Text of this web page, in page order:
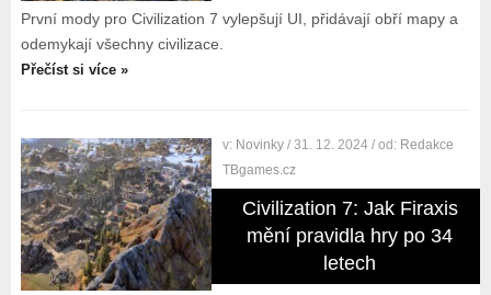
První mody pro Civilization 7 vylepšují UI, přidávají obří mapy a
odemykají všechny civilizace.
Přečíst si více »
v: Novinky / 31. 12. 2024 / od: Redakce
TBgames.cz
Civilization 7: Jak Firaxis
mění pravidla hry po 34
letech